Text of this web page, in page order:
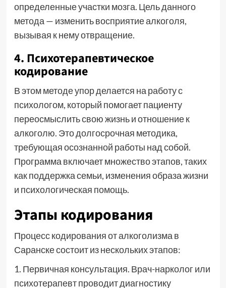
определенные участки мозга. Цель данного
метода — изменить восприятие алкоголя,
вызывая к нему отвращение.
4. Психотерапевтическое
кодирование
В этом методе упор делается на работу с
психологом, который помогает пациенту
переосмыслить свою жизнь и отношение к
алкоголю. Это долгосрочная методика,
требующая осознанной работы над собой.
Программа включает множество этапов, таких
как поддержка семьи, изменения образа жизни
и психологическая помощь.
Этапы кодирования
Процесс кодирования от алкоголизма в
Саранске состоит из нескольких этапов:
1. Первичная консультация. Врач-нарколог или
психотерапевт проводит диагностику